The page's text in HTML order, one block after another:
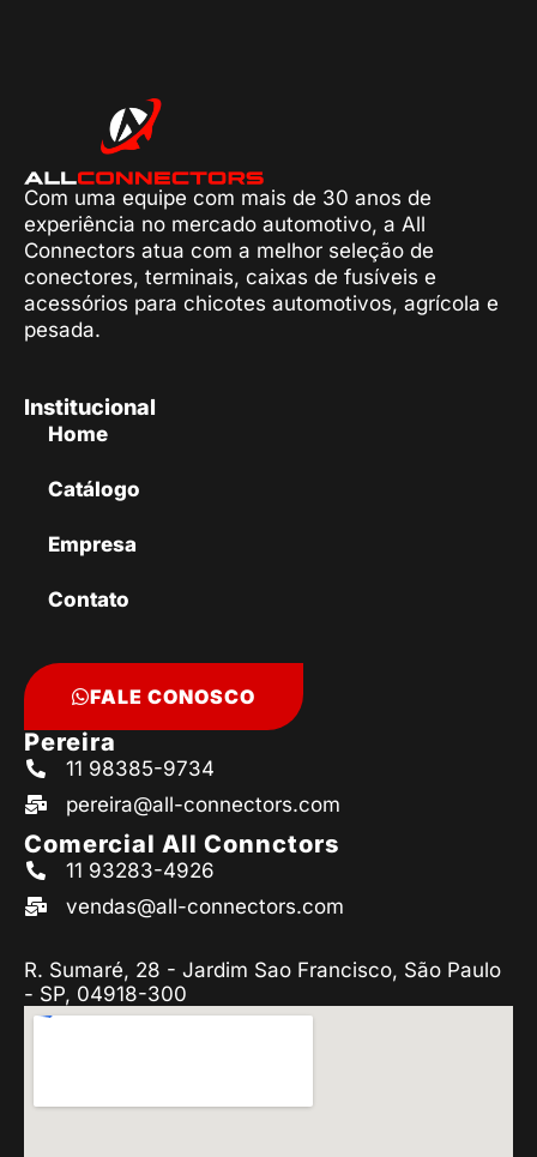
Com uma equipe com mais de 30 anos de
experiência no mercado automotivo, a All
Connectors atua com a melhor seleção de
conectores, terminais, caixas de fusíveis e
acessórios para chicotes automotivos, agrícola e
pesada.
Institucional
Home
Catálogo
Empresa
Contato
FALE CONOSCO
Pereira
11 98385-9734
pereira@all-connectors.com
Comercial All Connctors
11 93283-4926
vendas@all-connectors.com
R. Sumaré, 28 - Jardim Sao Francisco, São Paulo
- SP, 04918-300